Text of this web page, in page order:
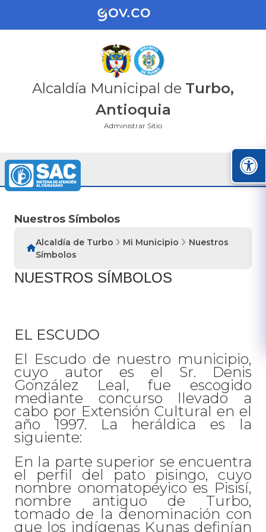
Alcaldía Municipal de Turbo,
Antioquia
Administrar Sitio
Nuestros Símbolos
Alcaldía de Turbo Mi Municipio
Nuestros
Símbolos
NUESTROS SÍMBOLOS
EL ESCUDO
El Escudo de nuestro municipio,
cuyo autor es el Sr. Denis
González Leal, fue escogido
mediante concurso llevado a
cabo por Extensión Cultural en el
año 1997. La heráldica es la
siguiente:
En la parte superior se encuentra
el perfil del pato pisingo, cuyo
nombre onomatopéyico es Pisisí,
nombre antiguo de Turbo,
tomado de la denominación con
que los indígenas Kunas definían